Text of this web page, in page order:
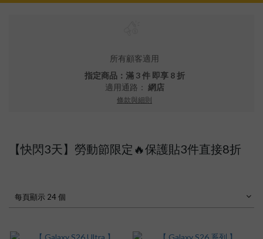
所有顧客適用
指定商品：滿 3 件 即享 8 折
適用通路： 網店
條款與細則
【快閃3天】勞動節限定🔥保護貼3件直接8折
每頁顯示 24 個